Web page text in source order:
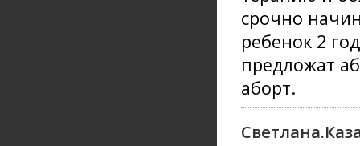
срочно
ребенок 2
предложат
аборт.